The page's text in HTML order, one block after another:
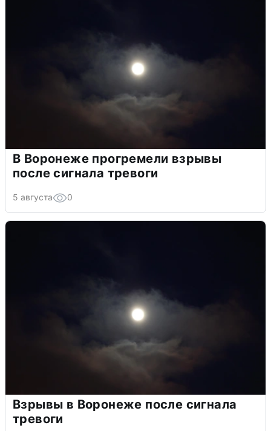
В Воронеже прогремели взрывы
после сигнала тревоги
5 августа 0
Взрывы в Воронеже после сигнала
тревоги